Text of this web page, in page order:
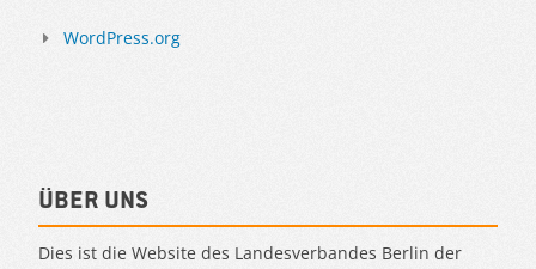
WordPress.org
Über uns
Dies ist die Website des Landesverbandes Berlin der